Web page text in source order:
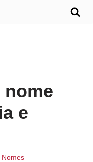
e
Nomes